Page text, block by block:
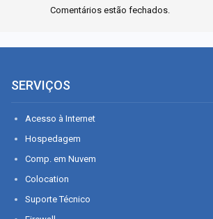
Comentários estão fechados.
SERVIÇOS
Acesso à Internet
Hospedagem
Comp. em Nuvem
Colocation
Suporte Técnico